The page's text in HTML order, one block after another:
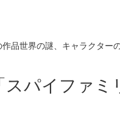
作品世界の謎、キャラクター
スパイファ